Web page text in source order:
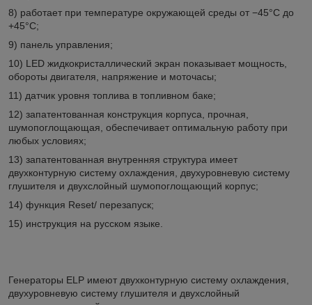
8) работает при температуре окружающей среды от −45°С до
+45°С;
9) панель управления;
10) LED жидкокристаллический экран показывает мощность,
обороты двигателя, напряжение и моточасы;
11) датчик уровня топлива в топливном баке;
12) запатентованная конструкция корпуса, прочная,
шумопоглощающая, обеспечивает оптимальную работу при
любых условиях;
13) запатентованная внутренняя структура имеет
двухконтурную систему охлаждения, двухуровневую систему
глушителя и двухслойный шумопоглощающий корпус;
14) функция Reset/ перезапуск;
15) инструкция на русском языке.
Генераторы ELP имеют двухконтурную систему охлаждения,
двухуровневую систему глушителя и двухслойный